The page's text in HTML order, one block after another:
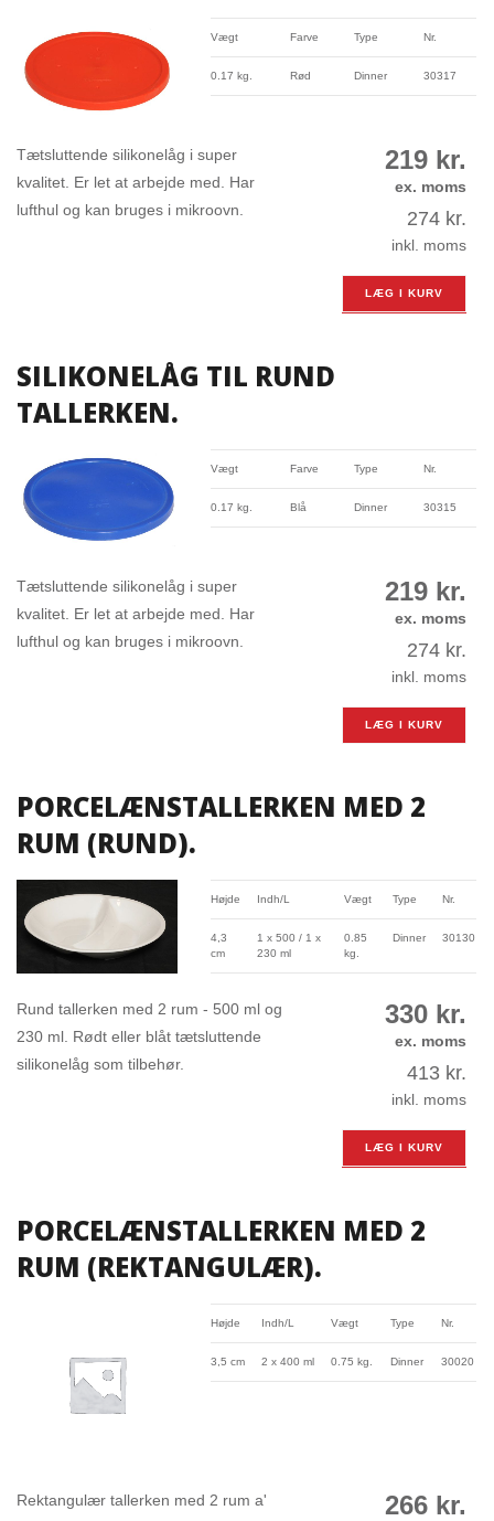
Vægt Farve Type Nr.
0.17 kg. Rød Dinner 30317
Tætsluttende silikonelåg i super
kvalitet. Er let at arbejde med. Har
lufthul og kan bruges i mikroovn.
219 kr.
ex. moms
274 kr.
inkl. moms
LÆG I KURV
SILIKONELÅG TIL RUND
TALLERKEN.
Vægt Farve Type Nr.
0.17 kg. Blå Dinner 30315
Tætsluttende silikonelåg i super
kvalitet. Er let at arbejde med. Har
lufthul og kan bruges i mikroovn.
219 kr.
ex. moms
274 kr.
inkl. moms
LÆG I KURV
PORCELÆNSTALLERKEN MED 2
RUM (RUND).
Højde Indh/L Vægt Type Nr.
4,3
cm
1 x 500 / 1 x
230 ml
0.85
kg.
Dinner 30130
Rund tallerken med 2 rum - 500 ml og
230 ml. Rødt eller blåt tætsluttende
silikonelåg som tilbehør.
330 kr.
ex. moms
413 kr.
inkl. moms
LÆG I KURV
PORCELÆNSTALLERKEN MED 2
RUM (REKTANGULÆR).
Højde Indh/L Vægt Type Nr.
3,5 cm 2 x 400 ml 0.75 kg. Dinner 30020
Rektangulær tallerken med 2 rum a'
266 kr.